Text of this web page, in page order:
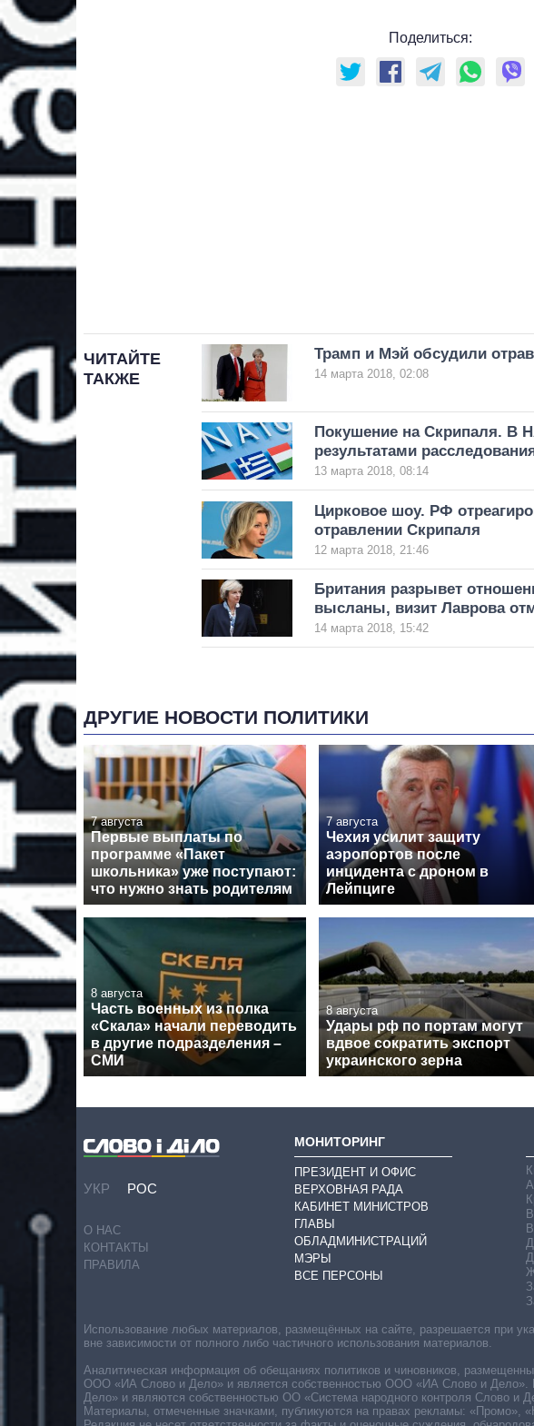
Поделиться:
ЧИТАЙТЕ
ТАКЖЕ
Трамп и Мэй обсудили
14 марта 2018, 02:08
Покушение на Скрипаля. В
результатами
13 марта 2018, 08:14
Цирковое шоу. РФ
отравлении Скрипаля
12 марта 2018, 21:46
Британия разрывет
высланы, визит Лаврова
14 марта 2018, 15:42
ДРУГИЕ НОВОСТИ ПОЛИТИКИ
7 августа
Первые выплаты по
программе «Пакет
школьника» уже поступают:
что нужно знать родителям
7 августа
Чехия усилит защиту
аэропортов после
инцидента с дроном в
Лейпциге
8 августа
Часть военных из полка
«Скала» начали переводить
в другие подразделения –
СМИ
8 августа
Удары рф по портам могут
вдвое сократить экспорт
украинского зерна
УКР РОС
О НАС
КОНТАКТЫ
ПРАВИЛА
МОНИТОРИНГ
ПРЕЗИДЕНТ И ОФИС
ВЕРХОВНАЯ РАДА
КАБИНЕТ МИНИСТРОВ
ГЛАВЫ
ОБЛАДМИНИСТРАЦИЙ
МЭРЫ
ВСЕ ПЕРСОНЫ
Использование любых материалов, размещённых на сайте, разрешается при
вне зависимости от полного либо частичного использования материалов.
Аналитическая информация об обещаниях политиков и чиновников,
ООО «ИА Слово и Дело» и является собственностью ООО «ИА Слово и Дело».
Дело» и являются собственностью ОО «Система народного контроля Слово и
Материалы, отмеченные значками, публикуются на правах рекламы: «Промо»,